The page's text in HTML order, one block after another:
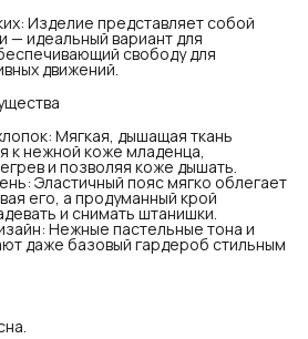
Изделие представляет собой
— идеальный вариант для
свободу для
движений.
Мягкая, дышащая ткань
к нежной коже младенца,
и позволяя коже дышать.
Эластичный пояс мягко облегает
его, а продуманный крой
и снимать штанишки.
Нежные пастельные тона и
даже базовый гардероб стильным